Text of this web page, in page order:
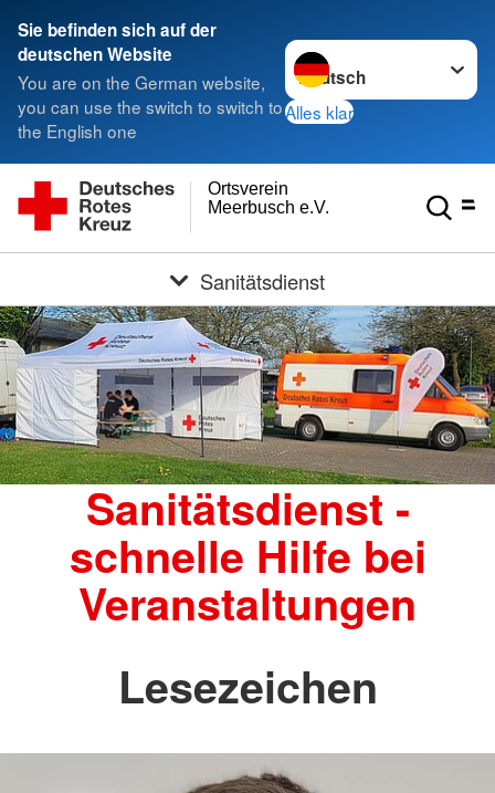
Sie befinden sich auf der
deutschen Website
You are on the German website,
you can use the switch to switch to
the English one
Sprache wechseln zu
Alles klar
Meerbusch e.V.
Ortsverein
Sanitätsdienst
Sanitätsdienst -
schnelle Hilfe bei
Veranstaltungen
Lesezeichen